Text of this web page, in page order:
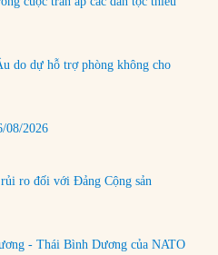
do dự hỗ trợ phòng không cho
08/2026
ro đối với Đảng Cộng sản
- Thái Bình Dương của NATO